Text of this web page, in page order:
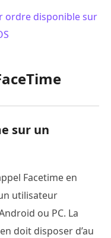
ordre disponible sur
sur un
Facetime en
utilisateur
ou PC. La
doit disposer d’au